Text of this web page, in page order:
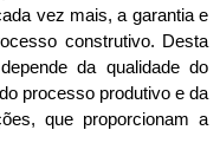
vez mais, a garantia e
construtivo. Desta
da qualidade do
processo produtivo e da
que proporcionam a